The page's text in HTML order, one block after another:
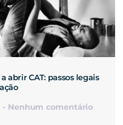
abrir CAT: passos legais
Nenhum comentário